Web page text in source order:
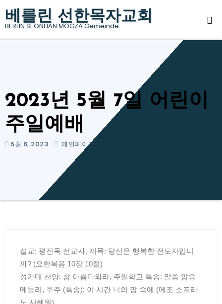
베를린 선한목자교회
BERLIN SEONHAN MOGZA Gemeinde
2023년 5월 7일 어린이
주일예배
5월 6, 2023 메인페이지
설교: 평진욱 선교사, 제목: 당신은 행복한 전도자입니
까? (요한복음 10장 10절)
성가대 찬양: 참 아름다와라, 주일학교 특송: 말씀 암송
메들리, 후주 (특송): 이 시간 너의 맘 속에 (메조 소프라
노 서혜원)